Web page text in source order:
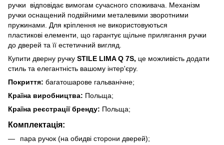
ручки
відповідає вимогам сучасного споживача. Механізм
ручки оснащений подвійними металевими зворотними
пружинами. Для кріплення не використовуються
пластикові елементи, що гарантує щільне прилягання ручки
до дверей та її естетичний вигляд.
Купити дверну ручку STILE LIMA Q 7S, це можливість додати
стиль та елегантність вашому інтер'єру.
Покриття: багатошарове гальванічне;
Країна виробництва: Польща;
Країна реєстрації бренду: Польща;
Комплектація:
пара ручок (на обидві сторони дверей);